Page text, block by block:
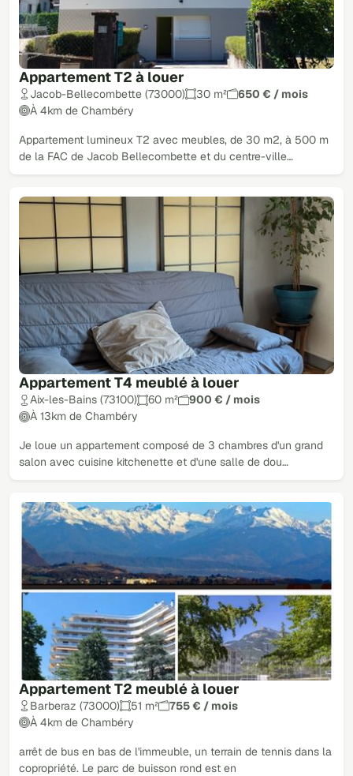
Appartement T2 à louer
Jacob-Bellecombette (73000) 30 m²
650 € / mois
À 4km de Chambéry
Appartement lumineux T2 avec meubles, de 30 m2, à 500 m
de la FAC de Jacob Bellecombette et du centre-ville…
Appartement T4 meublé à louer
Aix-les-Bains (73100) 60 m²
900 € / mois
À 13km de Chambéry
Je loue un appartement composé de 3 chambres d'un grand
salon avec cuisine kitchenette et d'une salle de dou…
Appartement T2 meublé à louer
Barberaz (73000) 51 m²
755 € / mois
À 4km de Chambéry
arrêt de bus en bas de l'immeuble, un terrain de tennis dans la
copropriété. Le parc de buisson rond est en